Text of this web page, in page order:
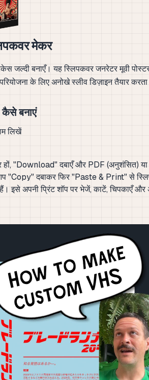
मेकर
बनाएँ। यह स्लिपकवर जनरेटर मूवी
के लिए अनोखे स्लीव डिज़ाइन तैयार करता
बनाएं
लिखें
हों, "Download" दबाएँ और PDF (अनुशंसित)
"Copy" दबाकर फिर "Paste & Print" से
इसे अपनी प्रिंट शॉप पर भेजें, काटें, चिपकाएँ और